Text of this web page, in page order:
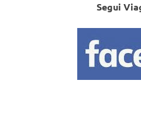
Segui